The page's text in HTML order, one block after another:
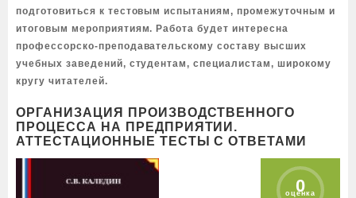
подготовиться к тестовым испытаниям, промежуточным и
итоговым мероприятиям. Работа будет интересна
профессорско-преподавательскому составу высших
учебных заведений, студентам, специалистам, широкому
кругу читателей.
ОРГАНИЗАЦИЯ ПРОИЗВОДСТВЕННОГО
ПРОЦЕССА НА ПРЕДПРИЯТИИ.
АТТЕСТАЦИОННЫЕ ТЕСТЫ С ОТВЕТАМИ
0
оценка